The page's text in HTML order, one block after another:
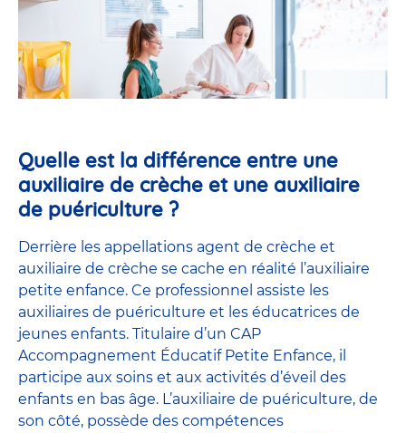
Quelle est la différence entre une
auxiliaire de crèche et une auxiliaire
de puériculture ?
Derrière les appellations agent de crèche et
auxiliaire de crèche se cache en réalité l’auxiliaire
petite enfance. Ce professionnel assiste les
auxiliaires de puériculture et les éducatrices de
jeunes enfants. Titulaire d’un CAP
Accompagnement Éducatif Petite Enfance, il
participe aux soins et aux activités d’éveil des
enfants en bas âge. L’auxiliaire de puériculture, de
son côté, possède des compétences